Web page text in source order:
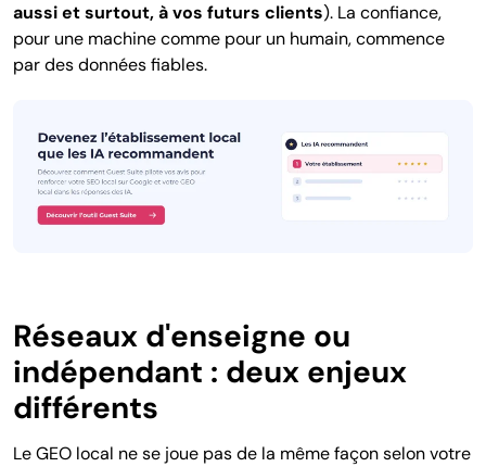
aussi et surtout, à vos futurs clients). La confiance,
pour une machine comme pour un humain, commence
par des données fiables.
Réseaux d'enseigne ou
indépendant : deux enjeux
différents
Le GEO local ne se joue pas de la même façon selon votre